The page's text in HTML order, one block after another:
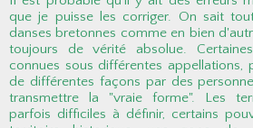
que je puisse les corriger. On sait
danses bretonnes comme en bien
toujours de vérité absolue.
connues sous différentes appellations,
de différentes façons par des
transmettre la "vraie forme". Les
parfois difficiles à définir, certains